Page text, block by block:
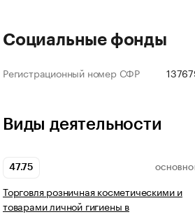
Социальные фонды
Регистрационный номер СФР
Виды деятельности
47.75
Торговля розничная косметическими и
товарами личной гигиены в